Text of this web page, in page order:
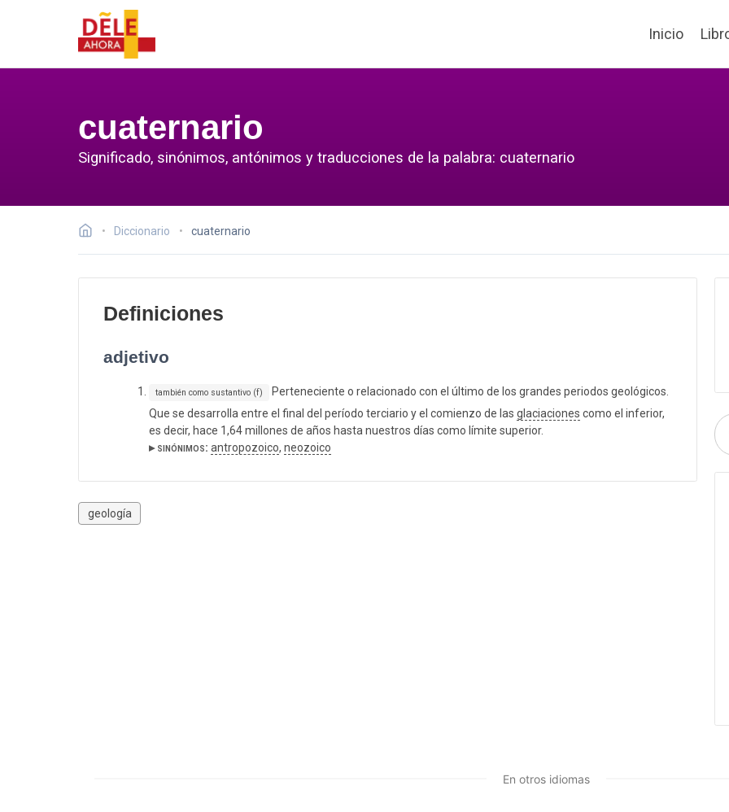
Inicio
cuaternario
Significado, sinónimos, antónimos y traducciones de la palabra: cuaternario
Diccionario cuaternario
Definiciones
adjetivo
también como sustantivo (f)
Perteneciente o relacionado con el último de los grandes periodos geológicos.
Que se desarrolla entre el final del período terciario y el comienzo de las glaciaciones como el inferior,
es decir, hace 1,64 millones de años hasta nuestros días como límite superior.
▸ sinónimos: antropozoico, neozoico
geología
En otros idiomas